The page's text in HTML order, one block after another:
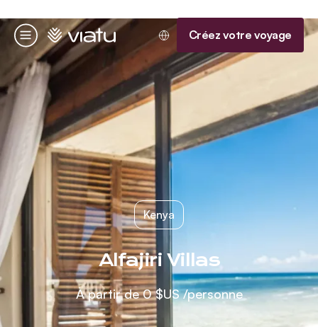
Menu
Accueil Créez votre voyage
Kenya
Alfajiri Villas
À partir de0 $US/personne